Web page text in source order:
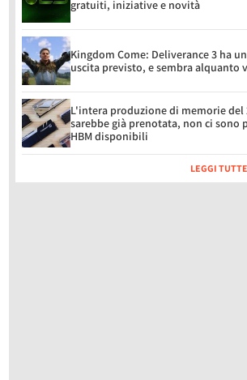
gratuiti, iniziative e novità
Kingdom Come: Deliverance 3 ha
uscita previsto, e sembra alquanto
L'intera produzione di memorie del
sarebbe già prenotata, non ci sono
HBM disponibili
LEGGI